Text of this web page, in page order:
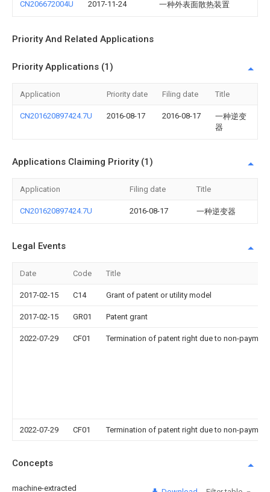
CN206672004U 2017-11-24 一种外表面散热装置
Priority And Related Applications
Priority Applications (1)
Application Priority date Filing date Title
CN201620897424.7U 2016-08-17 2016-08-17
一种逆变
器
Applications Claiming Priority (1)
Application Filing date Title
CN201620897424.7U 2016-08-17 一种逆变器
Legal Events
Date Code Title
2017-02-15 C14 Grant of patent or utility model
2017-02-15 GR01 Patent grant
2022-07-29 CF01 Termination of patent right due to non-
2022-07-29 CF01 Termination of patent right due to non-
Concepts
machine-extracted